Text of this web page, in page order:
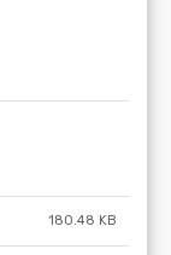
180.48 KB